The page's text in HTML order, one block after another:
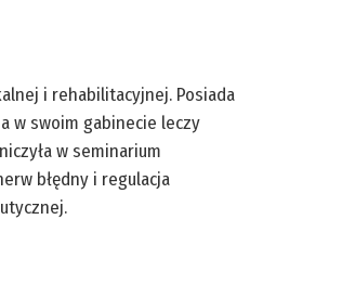
i rehabilitacyjnej. Posiada
w swoim gabinecie leczy
w seminarium
błędny i regulacja